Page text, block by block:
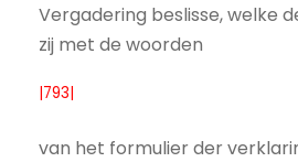
Vergadering beslisse, welke
zij met de woorden
|793|
van het formulier der